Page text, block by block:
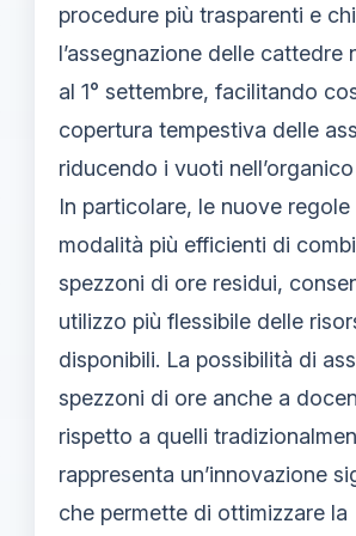
procedure più trasparenti e
l’assegnazione delle cattedre
al 1° settembre, facilitando
copertura tempestiva delle
riducendo i vuoti
In particolare, le nuove
modalità più efficienti di
spezzoni di ore residui,
utilizzo più flessibile delle
disponibili. La possibilità di
spezzoni di ore anche a
rispetto a quelli
rappresenta un’innovazione
che permette di ottimizzare la